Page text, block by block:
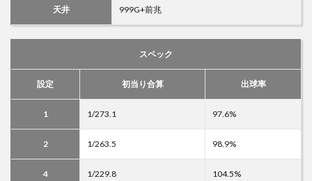
天井 999G+前兆
スペック
設定 初当り合算 出球率
1 1/273.1 97.6%
2 1/263.5 98.9%
4 1/229.8 104.5%